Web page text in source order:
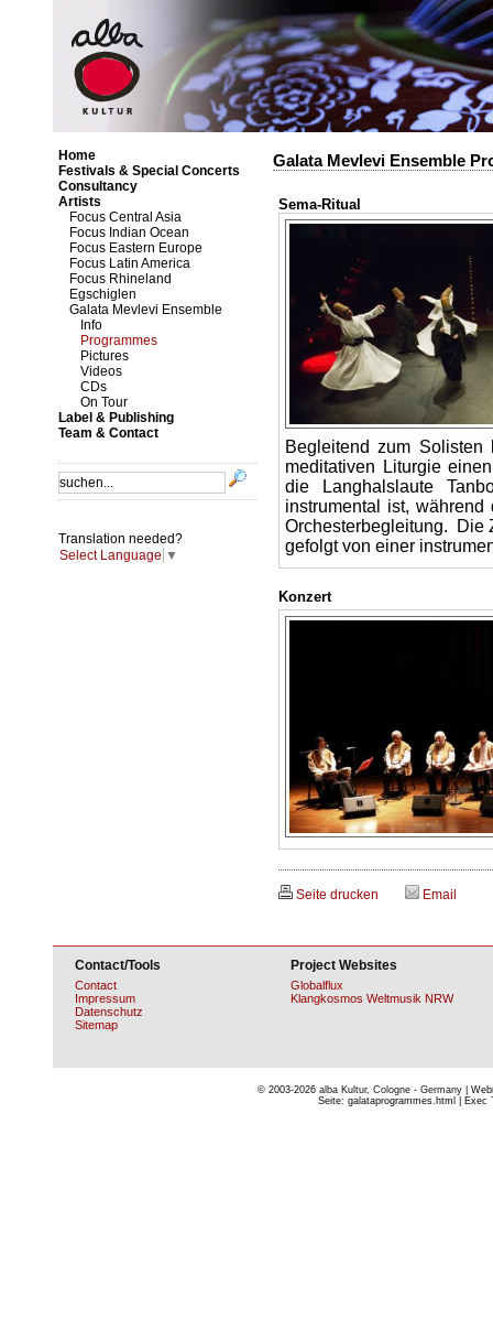
Home
Festivals & Special Concerts
Consultancy
Artists
Focus Central Asia
Focus Indian Ocean
Focus Eastern Europe
Focus Latin America
Focus Rhineland
Egschiglen
Galata Mevlevi Ensemble
Info
Programmes
Pictures
Videos
CDs
On Tour
Label & Publishing
Team & Contact
Translation needed?
Select Language ▼
Galata Mevlevi Ensemble
Sema-Ritual
Begleitend zum
meditativen Liturgie
die Langhalslaute
instrumental ist,
Orchesterbegleitung. Die
gefolgt von einer
Konzert
Seite drucken Email
Contact/Tools
Contact
Impressum
Datenschutz
Sitemap
Project Websites
Globalflux
Klangkosmos Weltmusik NRW
© 2003-2026 alba Kultur, Cologne - Germany |
Seite: galataprogrammes.html |